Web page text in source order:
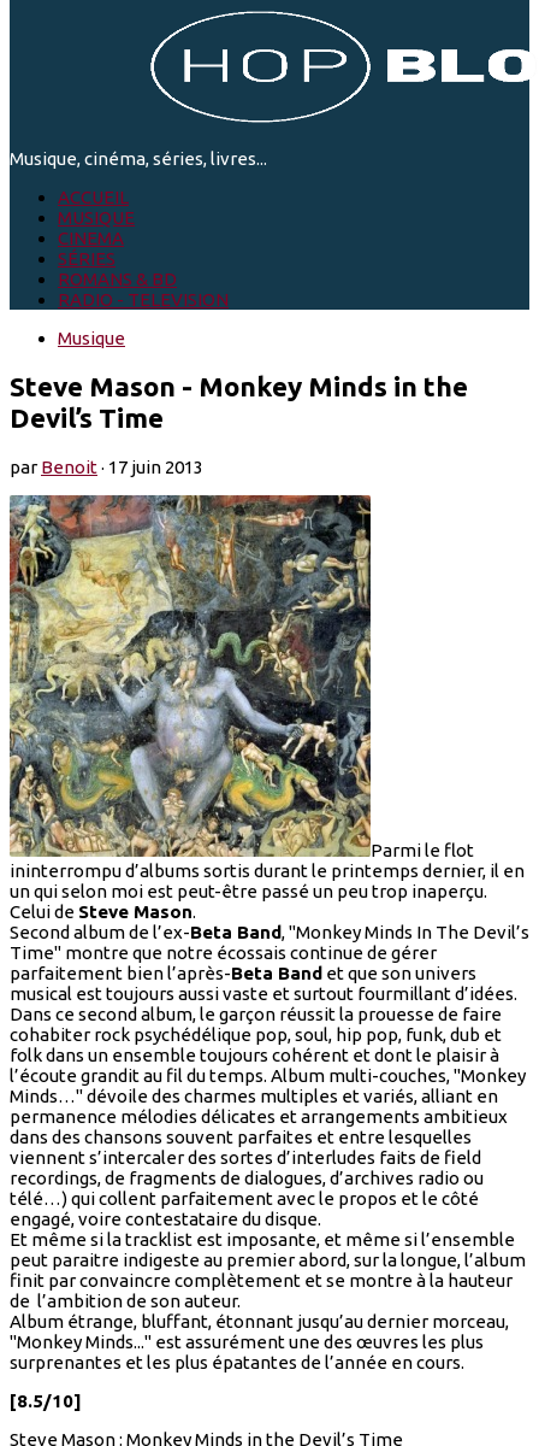
Musique, cinéma, séries, livres...
ACCUEIL
MUSIQUE
CINEMA
SÉRIES
ROMANS & BD
RADIO - TELEVISION
Musique
Steve Mason - Monkey Minds in the
Devil’s Time
parBenoit· 17 juin 2013
Parmi le flot
ininterrompu d’albums sortis durant le printemps dernier, il en
un qui selon moi est peut-être passé un peu trop inaperçu.
Celui de Steve Mason.
Second album de l’ex-Beta Band, "Monkey Minds In The Devil’s
Time" montre que notre écossais continue de gérer
parfaitement bien l’après-Beta Band et que son univers
musical est toujours aussi vaste et surtout fourmillant d’idées.
Dans ce second album, le garçon réussit la prouesse de faire
cohabiter rock psychédélique pop, soul, hip pop, funk, dub et
folk dans un ensemble toujours cohérent et dont le plaisir à
l’écoute grandit au fil du temps. Album multi-couches, "Monkey
Minds…" dévoile des charmes multiples et variés, alliant en
permanence mélodies délicates et arrangements ambitieux
dans des chansons souvent parfaites et entre lesquelles
viennent s’intercaler des sortes d’interludes faits de field
recordings, de fragments de dialogues, d’archives radio ou
télé…) qui collent parfaitement avec le propos et le côté
engagé, voire contestataire du disque.
Et même si la tracklist est imposante, et même si l’ensemble
peut paraitre indigeste au premier abord, sur la longue, l’album
finit par convaincre complètement et se montre à la hauteur
de l’ambition de son auteur.
Album étrange, bluffant, étonnant jusqu’au dernier morceau,
"Monkey Minds..." est assurément une des œuvres les plus
surprenantes et les plus épatantes de l’année en cours.
[8.5/10]
Steve Mason : Monkey Minds in the Devil’s Time